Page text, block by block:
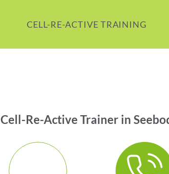
CELL-RE-ACTIVE TRAINING
Cell-Re-Active Trainer in